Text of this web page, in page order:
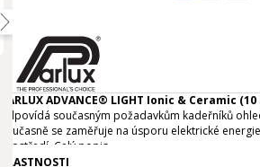
PARLUX ADVANCE® LIGHT Ionic & Ceramic
odpovídá současným požadavkům kadeřníků
současně se zaměřuje na úsporu elektrické
prostředí. Celý popis
VLASTNOSTI